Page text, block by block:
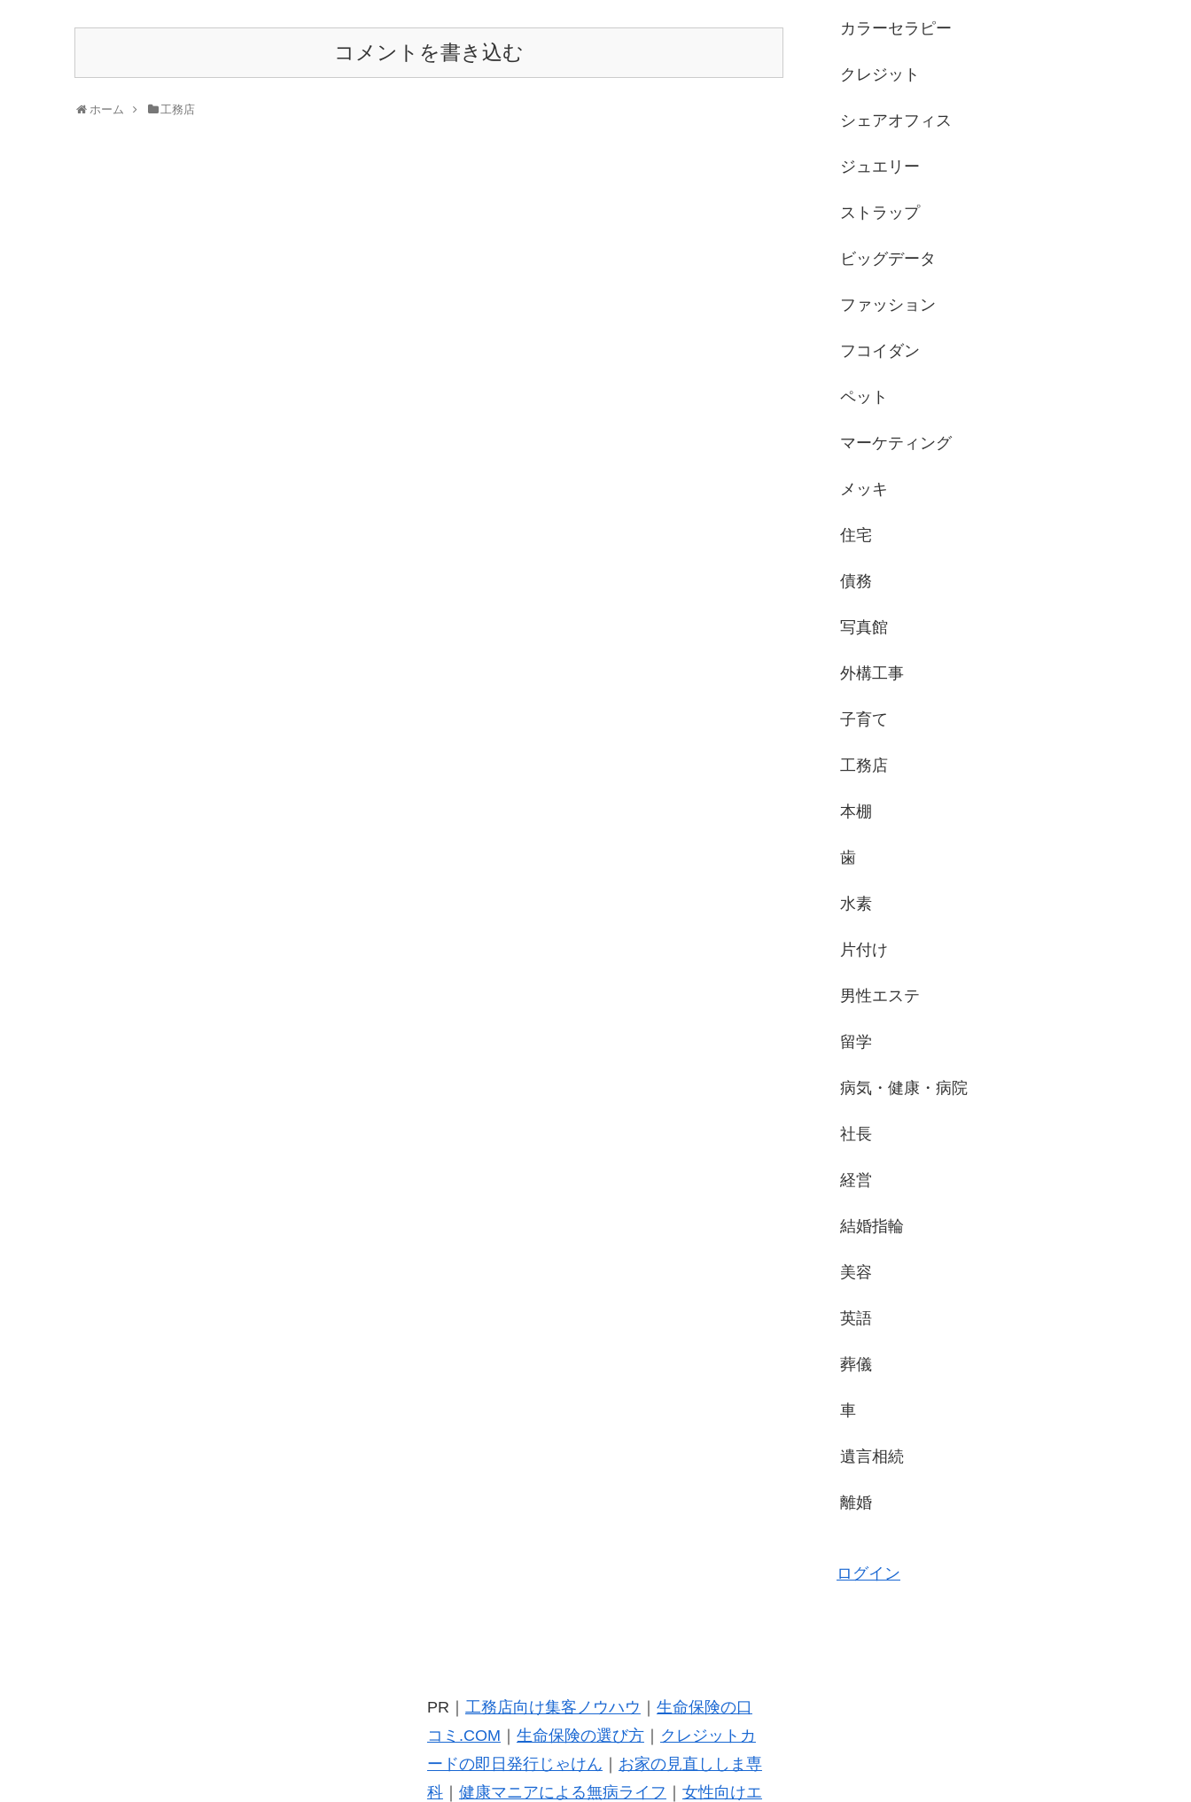
コメントを書き込む
ホーム 工務店
カラーセラピー
クレジット
シェアオフィス
ジュエリー
ストラップ
ビッグデータ
ファッション
フコイダン
ペット
マーケティング
メッキ
住宅
債務
写真館
外構工事
子育て
工務店
本棚
歯
水素
片付け
男性エステ
留学
病気・健康・病院
社長
経営
結婚指輪
美容
英語
葬儀
車
遺言相続
離婚
ログイン
PR｜ 工務店向け集客ノウハウ
生命保険の口
コミ.COM
生命保険の選び方｜
クレジットカ
ードの即日発行じゃけん
お家の見直ししま専
科｜ 健康マニアによる無病ライフ 女性向けエ